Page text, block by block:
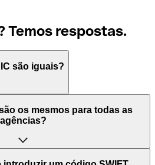
Temos respostas.
são iguais?
"Society for Worldwide
(Sociedade para
rede mundial onde se
países. Por outro lado, BIC
os mesmos para todas as
agências?